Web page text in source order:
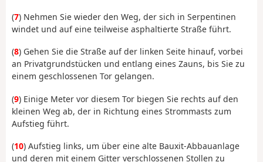
(7) Nehmen Sie wieder den Weg, der sich in Serpentinen
windet und auf eine teilweise asphaltierte Straße führt.
(8) Gehen Sie die Straße auf der linken Seite hinauf, vorbei
an Privatgrundstücken und entlang eines Zauns, bis Sie zu
einem geschlossenen Tor gelangen.
(9) Einige Meter vor diesem Tor biegen Sie rechts auf den
kleinen Weg ab, der in Richtung eines Strommasts zum
Aufstieg führt.
(10) Aufstieg links, um über eine alte Bauxit-Abbauanlage
und deren mit einem Gitter verschlossenen Stollen zu